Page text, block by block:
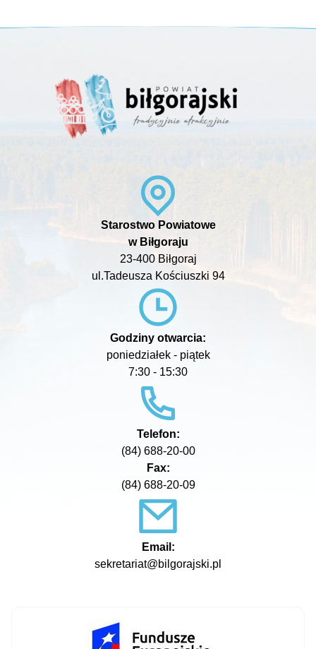
Starostwo Powiatowe
w Biłgoraju
23-400 Biłgoraj
ul.Tadeusza Kościuszki 94
Godziny otwarcia:
poniedziałek - piątek
7:30 - 15:30
Telefon:
(84) 688-20-00
Fax:
(84) 688-20-09
Email:
sekretariat@bilgorajski.pl